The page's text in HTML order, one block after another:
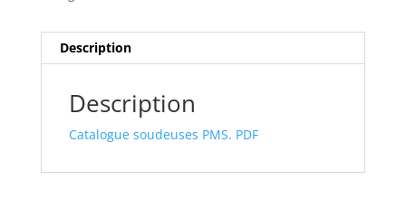
Description
Description
Catalogue soudeuses PMS. PDF